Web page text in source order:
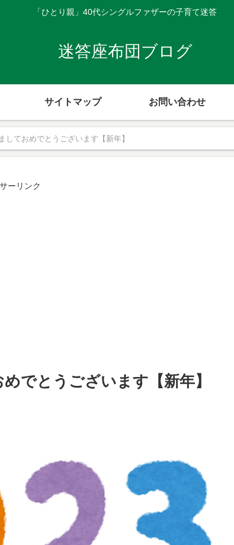
「ひとり親」40代シングルファザーの子育て迷答
迷答座布団ブログ
サイトマップ お問い合わせ
しておめでとうございます【新年】
ーリンク
でとうございます【新年】